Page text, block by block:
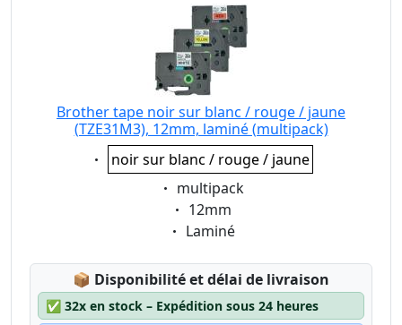
Brother tape noir sur blanc / rouge / jaune
(TZE31M3), 12mm, laminé (multipack)
Eigenschaft:
noir sur blanc / rouge / jaune
Eigenschaft:
multipack
Eigenschaft:
12mm
Eigenschaft:
Laminé
📦 Lagerstatus:
Disponibilité et délai de livraison
✅ 32x en stock – Expédition sous 24 heures